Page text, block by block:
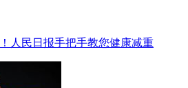
人民日报手把手教您健康减重